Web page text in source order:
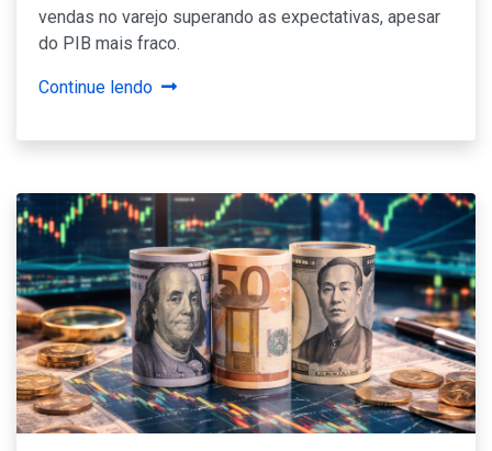
vendas no varejo superando as expectativas, apesar
do PIB mais fraco.
Continue lendo